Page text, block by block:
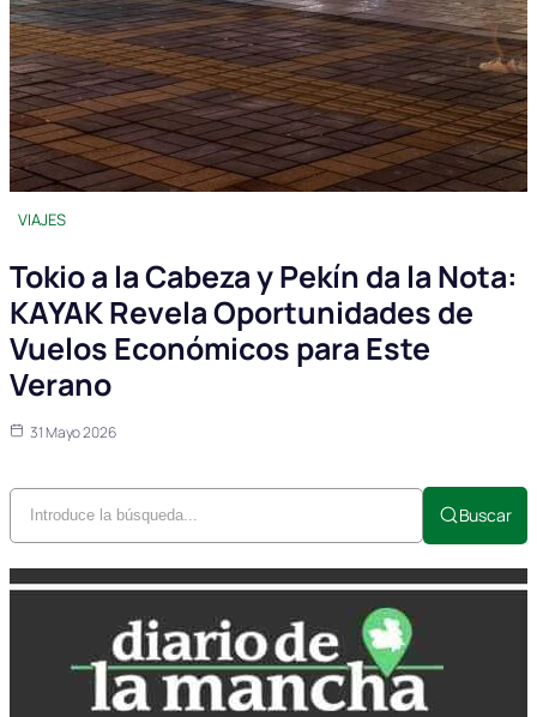
VIAJES
Tokio a la Cabeza y Pekín da la Nota:
KAYAK Revela Oportunidades de
Vuelos Económicos para Este
Verano
31 Mayo 2026
Buscar